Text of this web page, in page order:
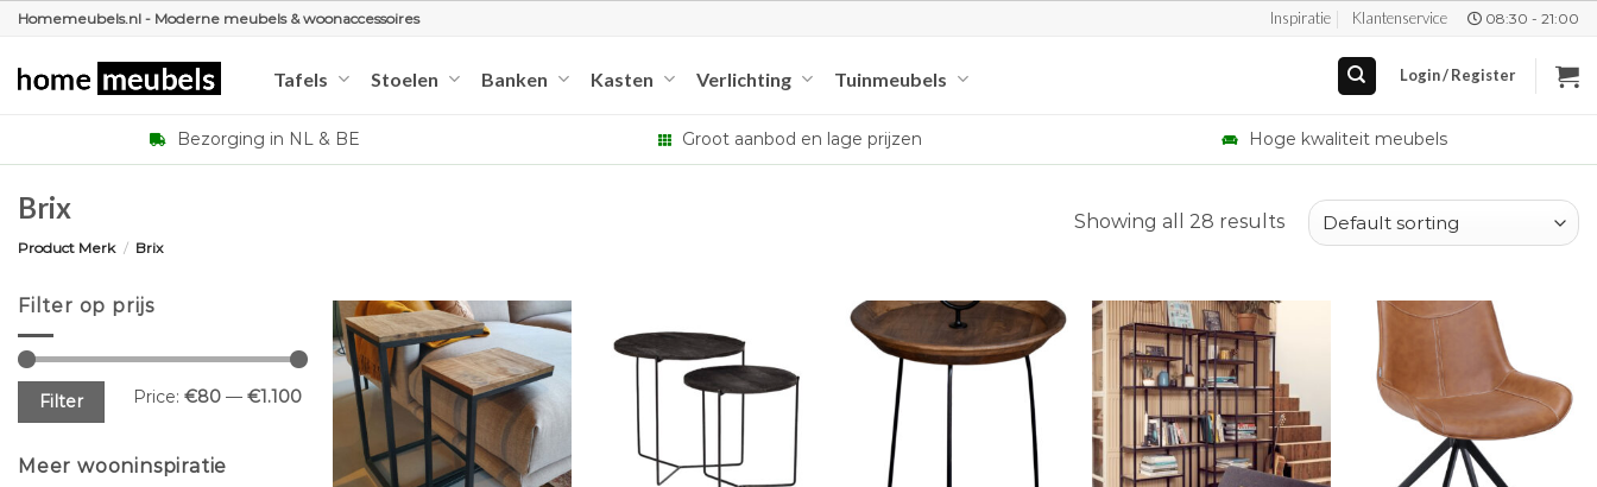
Ga
inhoud
Homemeubels.nl - Moderne meubels & woonaccessoires Inspiratie Klantenservice 08:30 - 21:00
Tafels Stoelen Banken Kasten Verlichting Tuinmeubels Login / Register
Bezorging in NL & BE Groot aanbod en lage prijzen Hoge kwaliteit meubels
Brix
Product Merk / Brix
Showing all 28 results
Filter op prijs
Min
price
Max
priceFilter Price: €80— €1.100
Meer wooninspiratie